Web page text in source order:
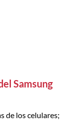
Samsung
de los celulares;